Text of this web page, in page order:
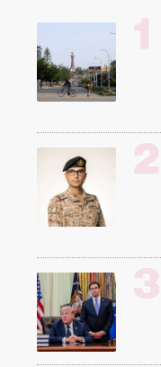
1
2
3